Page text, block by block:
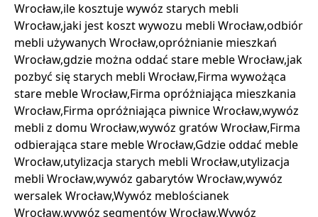
Wrocław,ile kosztuje wywóz starych mebli
Wrocław,jaki jest koszt wywozu mebli Wrocław,odbiór
mebli używanych Wrocław,opróżnianie mieszkań
Wrocław,gdzie można oddać stare meble Wrocław,jak
pozbyć się starych mebli Wrocław,Firma wywożąca
stare meble Wrocław,Firma opróżniająca mieszkania
Wrocław,Firma opróżniająca piwnice Wrocław,wywóz
mebli z domu Wrocław,wywóz gratów Wrocław,Firma
odbierająca stare meble Wrocław,Gdzie oddać meble
Wrocław,utylizacja starych mebli Wrocław,utylizacja
mebli Wrocław,wywóz gabarytów Wrocław,wywóz
wersalek Wrocław,Wywóz meblościanek
Wrocław,wywóz segmentów Wrocław,Wywóz